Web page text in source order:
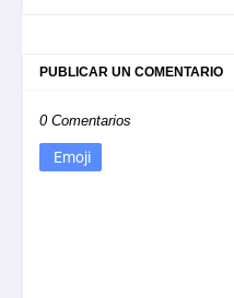
PUBLICAR UN COMENTARIO
0 Comentarios
Emoji